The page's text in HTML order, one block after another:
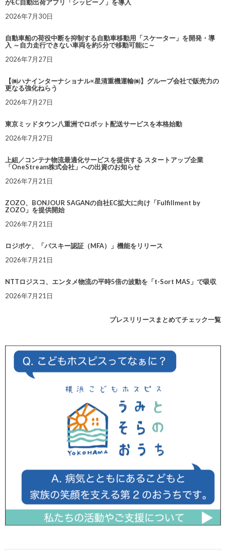
がEC自動出荷アプリ「シッピーノ」を導入
2026年7月30日
自動車船の荷役中断を抑制する自動車移動用「スケーター」を開発・導
入 ～自力走行できない車両を約5分で移動可能に～
2026年7月27日
【㈱ハナインターナショナル×星清重機運輸㈱】グループ会社で販売力の
更なる強化ねらう
2026年7月27日
東京ミッドタウン八重洲でロボット配送サービスを本格始動
2026年7月27日
上組／コンテナ物流最適化サービスを提供する スタートアップ企業
「OneStream株式会社」への出資のお知らせ
2026年7月21日
ZOZO、BONJOUR SAGANの自社EC拡大に向け「Fulfillment by
ZOZO」を提供開始
2026年7月21日
ロジポケ、「パスキー認証（MFA）」機能をリリース
2026年7月21日
NTTロジスコ、エンタメ物流の平時5倍の波動を「t-Sort MAS」で吸収
2026年7月21日
プレスリリースまとめてチェック一覧